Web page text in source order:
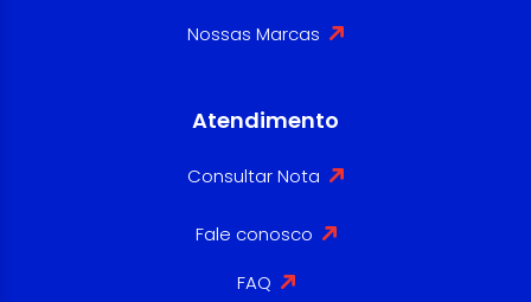
Nossas Marcas
Atendimento
Consultar Nota
Fale conosco
FAQ